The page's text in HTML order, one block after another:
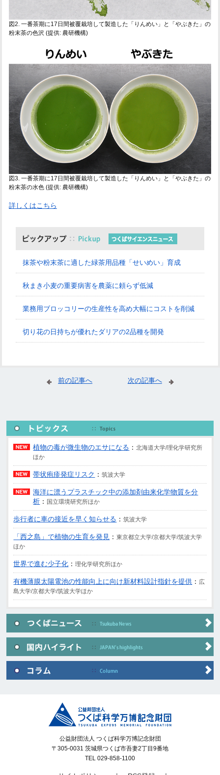
図2. 一番茶期に17日間被覆栽培して製造した「りんめい」と「やぶきた」の
粉末茶の色沢 (提供: 農研機構)
図3. 一番茶期に17日間被覆栽培して製造した「りんめい」と「やぶきた」の
粉末茶の水色 (提供: 農研機構)
詳しくはこちら
抹茶や粉末茶に適した緑茶用品種「せいめい」育成
秋まき小麦の重要病害を農薬に頼らず低減
業務用ブロッコリーの生産性を高め大幅にコストを削減
切り花の日持ちが優れたダリアの2品種を開発
前の記事へ 次の記事へ
植物の毒が微生物のエサになる ：北海道大学/理化学研究所
ほか
帯状疱疹発症リスク ：筑波大学
海洋に漂うプラスチック中の添加剤由来化学物質を分
析 ： 国立環境研究所ほか
歩行者に車の接近を早く知らせる ：筑波大学
「西之島」で植物の生育を発見 ：東京都立大学/京都大学/筑波大学
ほか
世界で進む少子化 ：理化学研究所ほか
有機薄膜太陽電池の性能向上に向け新材料設計指針を提供 ： 広
島大学/京都大学/筑波大学ほか
公益財団法人 つくば科学万博記念財団
〒305-0031 茨城県つくば市吾妻2丁目9番地
TEL 029-858-1100